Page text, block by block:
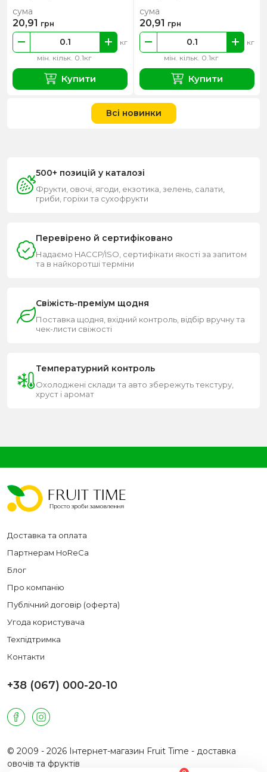
мін. кільк. 0.1кг
кг
сума
20,91 грн
Купити
мін. кільк. 0.1кг
кг
сума
20,91 грн
Купити
Всі новинки
500+ позицій у каталозі
Фрукти, овочі, ягоди, екзотика, зелень, салати,
гриби, горіхи та сухофрукти
Перевірено й сертифіковано
Надаємо HACCP/ISO, сертифікати якості за запитом
та в найкоротші терміни
Свіжість-преміум щодня
Поставка щодня, вхідний контроль, відбір вручну та
чек-листи свіжості
Температурний контроль
Охолоджені склади та авто збережуть текстуру,
хруст і аромат
Доставка та оплата
Партнерам HoReCa
Блог
Про компанію
Публічний договір (оферта)
Угода користувача
Техпідтримка
Контакти
+38 (067) 000-20-10
© 2009 - 2026 Інтернет-магазин Fruit Time - доставка
овочів та фруктів